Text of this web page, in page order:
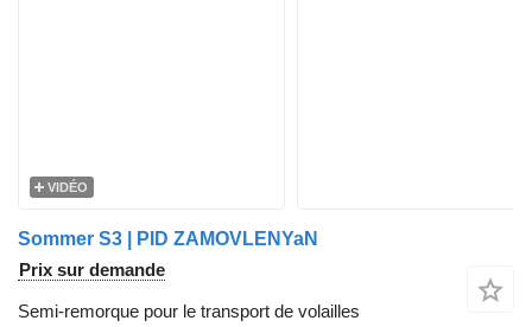
VIDÉO
Sommer S3 | PID ZAMOVLENYaN
Prix sur demande
Semi-remorque pour le transport de volailles